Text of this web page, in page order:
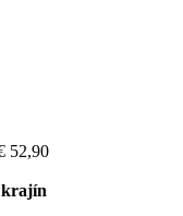
52,90
krajín